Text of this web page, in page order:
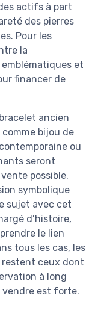
actifs à part
des pierres
Pour les
la
et
financer de
ancien
bijou de
ou
seront
possible.
symbolique
sujet avec cet
d’histoire,
le lien
tous les cas, les
ceux dont
à long
vendre est forte.